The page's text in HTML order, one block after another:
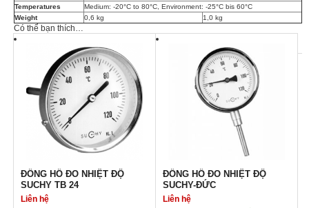
Temperatures
Medium: -20°C to 80°C, Environment: -25°C bis 60°C
Weight
0,6 kg 1,0 kg
Có thể bạn thích…
ĐỒNG HỒ ĐO NHIỆT ĐỘ
SUCHY TB 24
Liên hệ
ĐỒNG HỒ ĐO NHIỆT ĐỘ
SUCHY-ĐỨC
Liên hệ